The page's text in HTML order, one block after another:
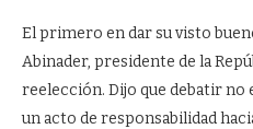
El primero en dar su visto
Abinader, presidente de la
reelección. Dijo que debatir no
un acto de responsabilidad